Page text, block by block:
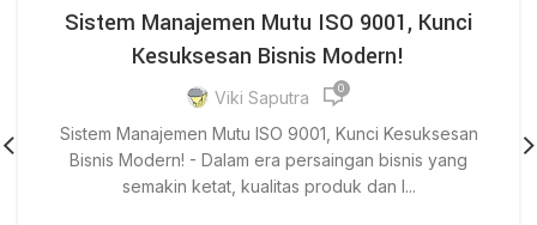
Sistem Manajemen Mutu ISO 9001, Kunci
Kesuksesan Bisnis Modern!
Viki Saputra 0
Sistem Manajemen Mutu ISO 9001, Kunci Kesuksesan
Bisnis Modern! - Dalam era persaingan bisnis yang
semakin ketat, kualitas produk dan l...